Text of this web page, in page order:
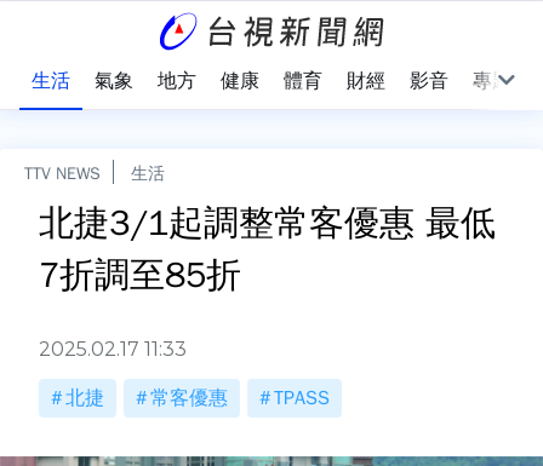
生活 氣象 地方 健康 體育 財經 影音 專題
TTV NEWS 生活
北捷3/1起調整常客優惠 最低
7折調至85折
2025.02.17 11:33
北捷 常客優惠 TPASS